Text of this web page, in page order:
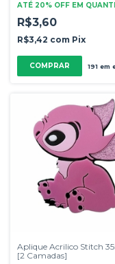
ATÉ 20% OFF EM
R$3,60
R$3,42 com Pix
COMPRAR 191em
Aplique Acrilico Stitch
[2 Camadas]